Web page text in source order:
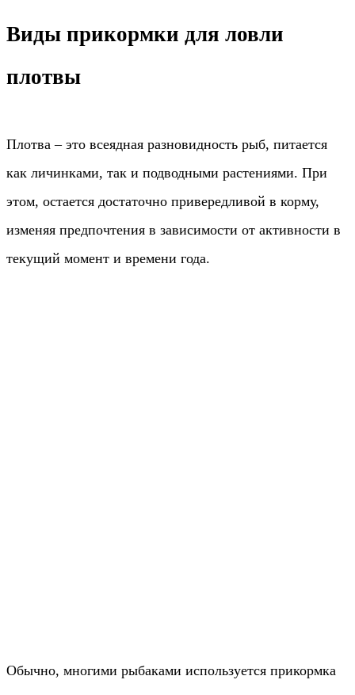
Виды прикормки для ловли
плотвы
Плотва – это всеядная разновидность рыб, питается
как личинками, так и подводными растениями. При
этом, остается достаточно привередливой в корму,
изменяя предпочтения в зависимости от активности в
текущий момент и времени года.
Обычно, многими рыбаками используется прикормка